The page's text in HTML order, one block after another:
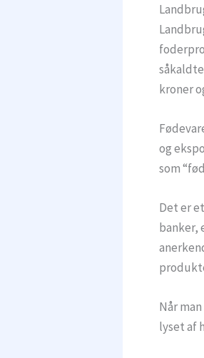
kroner
og
som
Det er
banker,
Når
lyset af